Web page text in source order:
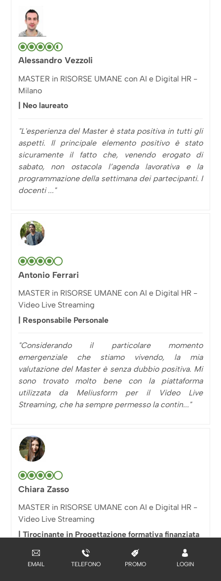
Alessandro Vezzoli
MASTER in RISORSE UMANE con AI e Digital HR -
Milano
| Neo laureato
"L'esperienza del Master è stata positiva in tutti gli
aspetti. Il principale elemento positivo è stato
sicuramente il fatto che, venendo erogato di
sabato, non ostacola l’agenda lavorativa e la
programmazione della settimana dei partecipanti. I
docenti ..."
Antonio Ferrari
MASTER in RISORSE UMANE con AI e Digital HR -
Video Live Streaming
| Responsabile Personale
"Considerando il particolare momento
emergenziale che stiamo vivendo, la mia
valutazione del Master è senza dubbio positiva. Mi
sono trovato molto bene con la piattaforma
utilizzata da Meliusform per il Video Live
Streaming, che ha sempre permesso la contin..."
Chiara Zasso
MASTER in RISORSE UMANE con AI e Digital HR -
Video Live Streaming
| Tirocinante in Progettazione formativa finanziata
"Di questo Master ho apprezzato senza dubbio i
EMAIL TELEFONO PROMO LOGIN